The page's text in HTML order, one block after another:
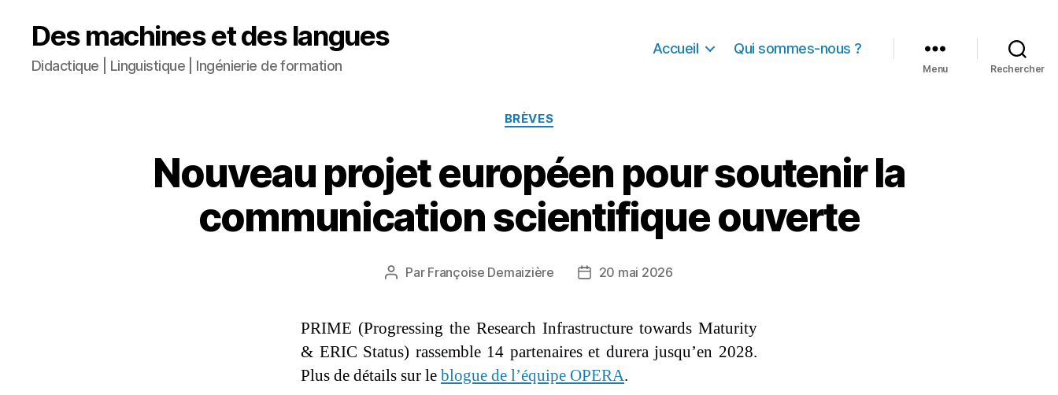
Des machines et des langues
Didactique | Linguistique | Ingénierie de formation
Accueil Qui sommes-nous ?
Menu Rechercher
Catégories
BRÈVES
Nouveau projet européen pour soutenir la
communication scientifique ouverte
Auteur
Par Françoise Demaizière
Date20 mai 2026
PRIME (Progressing the Research Infrastructure towards Maturity
& ERIC Status) rassemble 14 partenaires et durera jusqu’en 2028.
Plus de détails sur leblogue de l’équipe OPERA.